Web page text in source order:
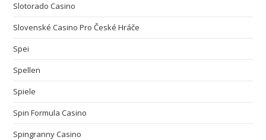
Slotorado Casino
Slovenské Casino Pro České Hráče
Spei
Spellen
Spiele
Spin Formula Casino
Spingranny Casino